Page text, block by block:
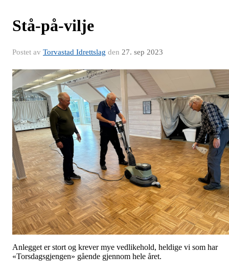
Stå-på-vilje
Postet av Torvastad Idrettslag den 27. sep 2023
Anlegget er stort og krever mye vedlikehold, heldige vi som har
«Torsdagsgjengen» gående gjennom hele året.